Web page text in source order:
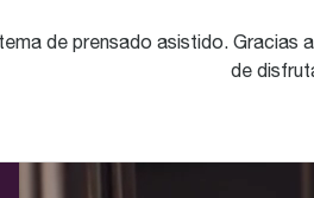
de prensado asistido. Gracias
de